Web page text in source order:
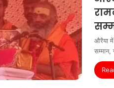
औरैया में
सम्मान,